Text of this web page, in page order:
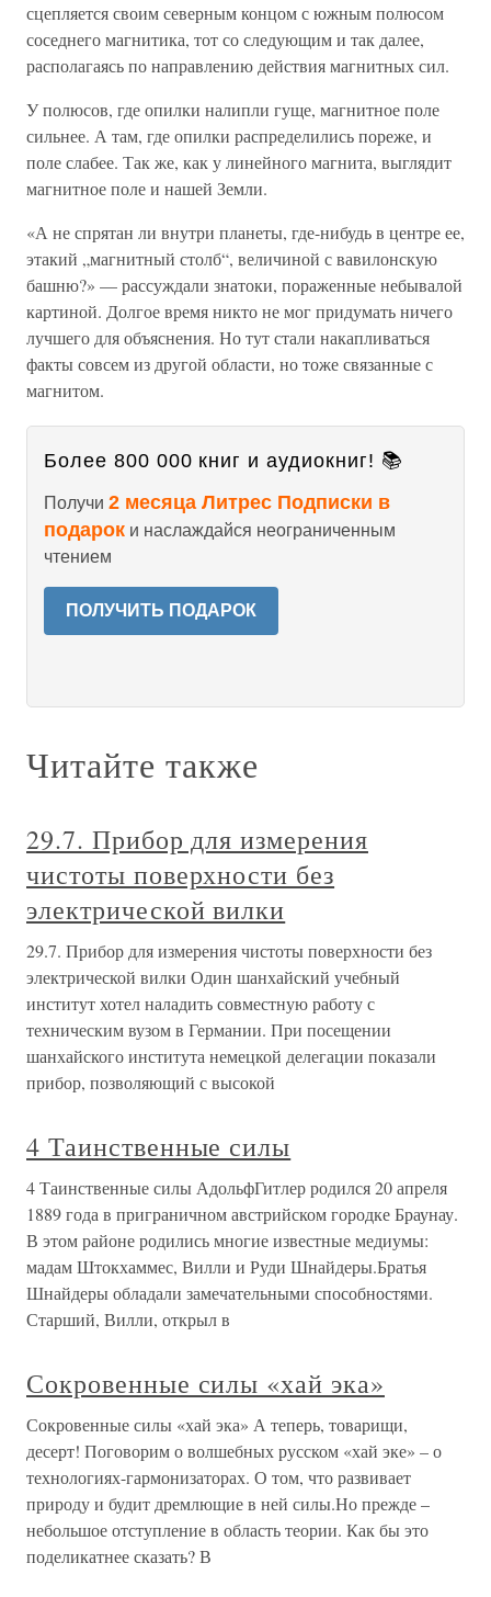
сцепляется своим северным концом с южным полюсом
соседнего магнитика, тот со следующим и так далее,
располагаясь по направлению действия магнитных сил.
У полюсов, где опилки налипли гуще, магнитное поле
сильнее. А там, где опилки распределились пореже, и
поле слабее. Так же, как у линейного магнита, выглядит
магнитное поле и нашей Земли.
«А не спрятан ли внутри планеты, где-нибудь в центре ее,
этакий „магнитный столб“, величиной с вавилонскую
башню?» — рассуждали знатоки, пораженные небывалой
картиной. Долгое время никто не мог придумать ничего
лучшего для объяснения. Но тут стали накапливаться
факты совсем из другой области, но тоже связанные с
магнитом.
Более 800 000 книг и аудиокниг! 📚
Получи 2 месяца Литрес Подписки в
подарок и наслаждайся неограниченным
чтением
ПОЛУЧИТЬ ПОДАРОК
Читайте также
29.7. Прибор для измерения
чистоты поверхности без
электрической вилки
29.7. Прибор для измерения чистоты поверхности без
электрической вилки Один шанхайский учебный
институт хотел наладить совместную работу с
техническим вузом в Германии. При посещении
шанхайского института немецкой делегации показали
прибор, позволяющий с высокой
4 Таинственные силы
4 Таинственные силы АдольфГитлер родился 20 апреля
1889 года в приграничном австрийском городке Браунау.
В этом районе родились многие известные медиумы:
мадам Штокхаммес, Вилли и Руди Шнайдеры.Братья
Шнайдеры обладали замечательными способностями.
Старший, Вилли, открыл в
Сокровенные силы «хай эка»
Сокровенные силы «хай эка» А теперь, товарищи,
десерт! Поговорим о волшебных русском «хай эке» – о
технологиях-гармонизаторах. О том, что развивает
природу и будит дремлющие в ней силы.Но прежде –
небольшое отступление в область теории. Как бы это
поделикатнее сказать? В